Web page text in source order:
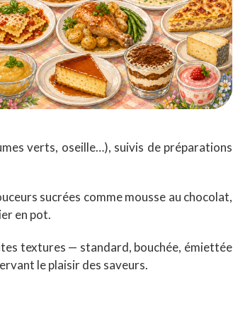
verts, oseille…), suivis de préparations
sucrées comme mousse au chocolat,
en pot.
textures — standard, bouchée, émiettée
le plaisir des saveurs.